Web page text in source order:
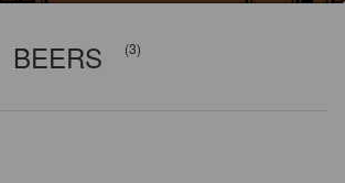
BEERS (3)